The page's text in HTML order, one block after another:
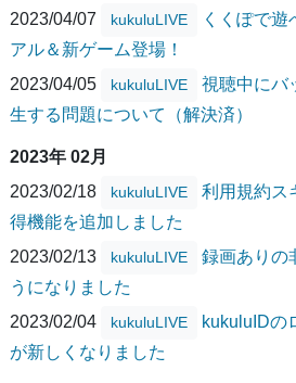
2023/04/07
kukuluLIVE
くくぽで遊
アル＆新ゲーム登場！
2023/04/05
kukuluLIVE
視聴中にバ
生する問題について（解決済）
2023年 02月
2023/02/18
kukuluLIVE
利用規約ス
得機能を追加しました
2023/02/13
kukuluLIVE
録画ありの
うになりました
2023/02/04
kukuluLIVE
kukuluIDの
が新しくなりました